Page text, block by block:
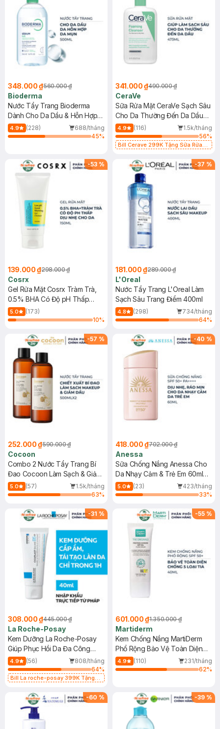
348.000 ₫560.000 ₫
Bioderma
Nước Tẩy Trang Bioderma
Dành Cho Da Dầu & Hỗn Hợp
500ml
4.9 (228)
688/tháng
45%
341.000 ₫490.000 ₫
CeraVe
Sữa Rửa Mặt CeraVe Sạch Sâu
Cho Da Thường Đến Da Dầu
473ml
4.9 (116)
1.5k/tháng
56%
Bill Cerave 299K Tặng Sữa Rửa
-53 %
139.000 ₫298.000 ₫
Cosrx
Gel Rửa Mặt Cosrx Tràm Trà,
0.5% BHA Có Độ pH Thấp
150ml
5.0
(173)
10%
-37 %
181.000 ₫289.000 ₫
L'Oreal
Nước Tẩy Trang L'Oreal Làm
Sạch Sâu Trang Điểm 400ml
4.8 (298)
734/tháng
64%
-57 %
252.000 ₫590.000 ₫
Cocoon
Combo 2 Nước Tẩy Trang Bí
Đao Cocoon Làm Sạch & Giảm
Dầu 500ml
5.0 (57)
1.5k/tháng
63%
-40 %
418.000 ₫702.000 ₫
Anessa
Sữa Chống Nắng Anessa Cho
Da Nhạy Cảm & Trẻ Em 60ml
(Mới)
5.0 (23)
423/tháng
33%
-31 %
308.000 ₫445.000 ₫
La Roche-Posay
Kem Dưỡng La Roche-Posay
Giúp Phục Hồi Da Đa Công
Dụng 40ml
4.9 (56)
808/tháng
64%
Bill La roche-posay 399K Tặng
(SL có hạn)
-55 %
601.000 ₫1.350.000 ₫
Martiderm
Kem Chống Nắng MartiDerm
Phổ Rộng Bảo Vệ Toàn Diện
40ml
4.9 (110)
231/tháng
62%
-60 % -39 %